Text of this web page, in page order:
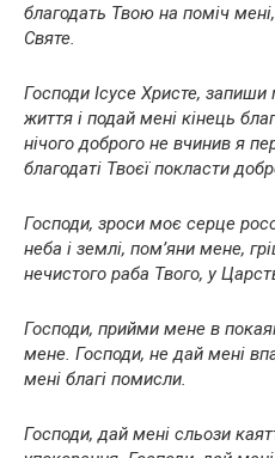
благодать Твою на поміч
Святе.
Господи Ісусе Христе, запиши
життя і подай мені кінець
нічого доброго не вчинив я
благодаті Твоєї покласти
Господи, зроси моє серце
неба і землі, пом’яни мене,
нечистого раба Твого, у
Господи, прийми мене в
мене. Господи, не дай мені
мені благі помисли.
Господи, дай мені сльози